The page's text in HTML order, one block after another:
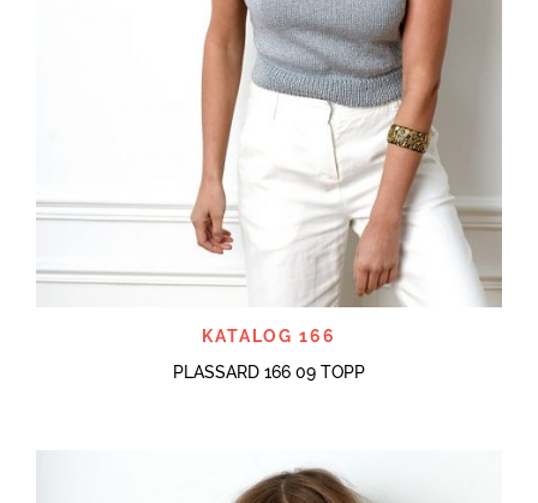
KATALOG 166
PLASSARD 166 09 TOPP